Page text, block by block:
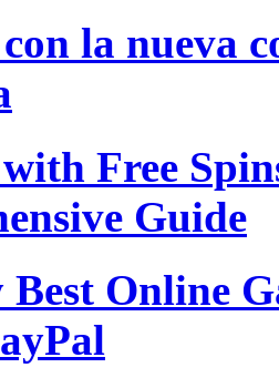
la nueva
Free
Guide
Best Online